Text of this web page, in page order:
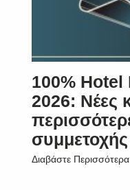
100%
2026: Νέες
συμμετοχής
Διαβάστε Περισσότερα